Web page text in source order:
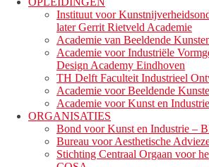
Instituut voor
later Gerrit Rietveld Academie
Academie van Beeldende
Academie voor Industriële
Design Academy Eindhoven
TH Delft Faculteit Industrieel
Academie voor Beeldende
Academie voor Kunst en
ORGANISATIES
Bond voor Kunst en Industrie –
Bureau voor Aesthetische
Stichting Centraal Orgaan voor